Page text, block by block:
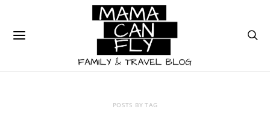
POSTS BY TAG